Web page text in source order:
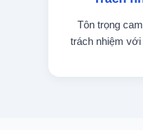
Tôn trọng
trách nhiệm với